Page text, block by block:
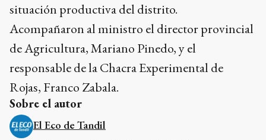
situación productiva del distrito.
Acompañaron al ministro el director provincial
de Agricultura, Mariano Pinedo, y el
responsable de la Chacra Experimental de
Rojas, Franco Zabala.
Sobre el autor
El Eco de Tandil